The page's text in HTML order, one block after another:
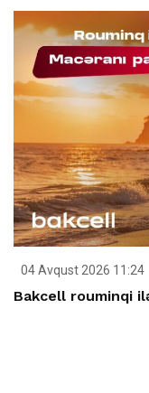
04 Avqust 2026 11:24
Bakcell rouminqi